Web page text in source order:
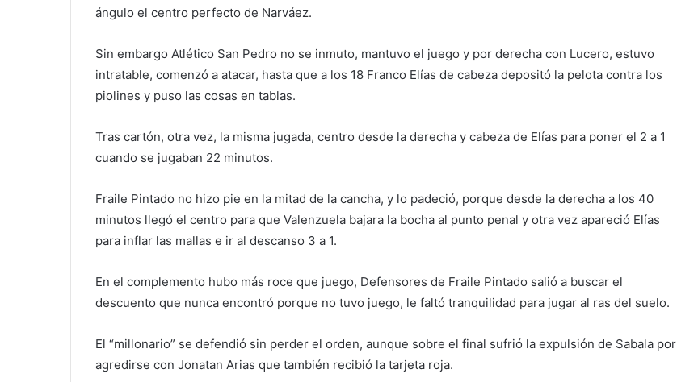
ángulo el centro perfecto de Narváez.
Sin embargo Atlético San Pedro no se inmuto, mantuvo el juego y por derecha con Lucero, estuvo
intratable, comenzó a atacar, hasta que a los 18 Franco Elías de cabeza depositó la pelota contra los
piolines y puso las cosas en tablas.
Tras cartón, otra vez, la misma jugada, centro desde la derecha y cabeza de Elías para poner el 2 a 1
cuando se jugaban 22 minutos.
Fraile Pintado no hizo pie en la mitad de la cancha, y lo padeció, porque desde la derecha a los 40
minutos llegó el centro para que Valenzuela bajara la bocha al punto penal y otra vez apareció Elías
para inflar las mallas e ir al descanso 3 a 1.
En el complemento hubo más roce que juego, Defensores de Fraile Pintado salió a buscar el
descuento que nunca encontró porque no tuvo juego, le faltó tranquilidad para jugar al ras del suelo.
El “millonario” se defendió sin perder el orden, aunque sobre el final sufrió la expulsión de Sabala por
agredirse con Jonatan Arias que también recibió la tarjeta roja.